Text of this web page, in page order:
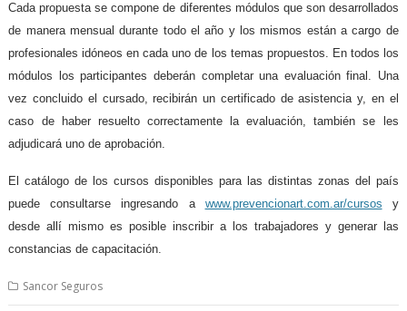
Cada propuesta se compone de diferentes módulos que son desarrollados
de manera mensual durante todo el año y los mismos están a cargo de
profesionales idóneos en cada uno de los temas propuestos. En todos los
módulos los participantes deberán completar una evaluación final. Una
vez concluido el cursado, recibirán un certificado de asistencia y, en el
caso de haber resuelto correctamente la evaluación, también se les
adjudicará uno de aprobación.
El catálogo de los cursos disponibles para las distintas zonas del país
puede consultarse ingresando a www.prevencionart.com.ar/cursos y
desde allí mismo es posible inscribir a los trabajadores y generar las
constancias de capacitación.
Sancor Seguros